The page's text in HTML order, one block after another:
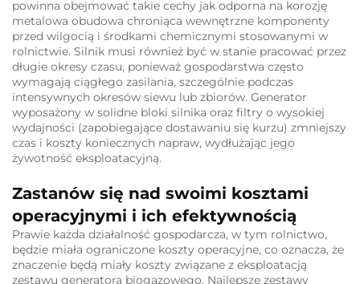
powinna obejmować takie cechy jak odporna na korozję
metalowa obudowa chroniąca wewnętrzne komponenty
przed wilgocią i środkami chemicznymi stosowanymi w
rolnictwie. Silnik musi również być w stanie pracować przez
długie okresy czasu, ponieważ gospodarstwa często
wymagają ciągłego zasilania, szczególnie podczas
intensywnych okresów siewu lub zbiorów. Generator
wyposażony w solidne bloki silnika oraz filtry o wysokiej
wydajności (zapobiegające dostawaniu się kurzu) zmniejszy
czas i koszty koniecznych napraw, wydłużając jego
żywotność eksploatacyjną.
Zastanów się nad swoimi kosztami
operacyjnymi i ich efektywnością
Prawie każda działalność gospodarcza, w tym rolnictwo,
będzie miała ograniczone koszty operacyjne, co oznacza, że
znaczenie będą miały koszty związane z eksploatacją
zestawu generatora biogazowego. Najlepsze zestawy